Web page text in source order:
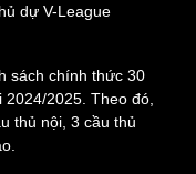
dự V-League
sách chính thức 30
2025. Theo đó,
thủ nội, 3 cầu thủ